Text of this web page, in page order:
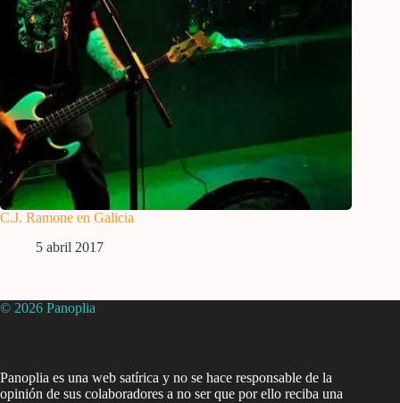
C.J. Ramone en Galicia
5 abril 2017
© 2026 Panoplia
Panoplia es una web satírica y no se hace responsable de la
opinión de sus colaboradores a no ser que por ello reciba una